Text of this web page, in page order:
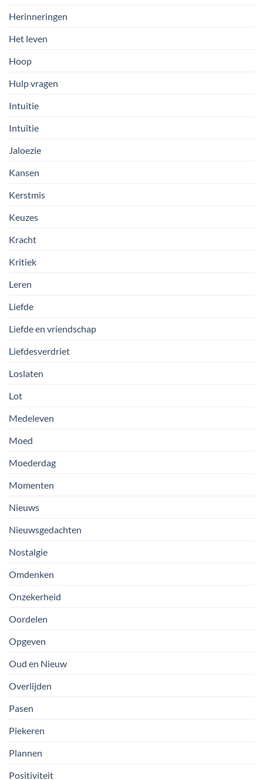
Herinneringen
Het leven
Hoop
Hulp vragen
Intuitie
Intuïtie
Jaloezie
Kansen
Kerstmis
Keuzes
Kracht
Kritiek
Leren
Liefde
Liefde en vriendschap
Liefdesverdriet
Loslaten
Lot
Medeleven
Moed
Moederdag
Momenten
Nieuws
Nieuwsgedachten
Nostalgie
Omdenken
Onzekerheid
Oordelen
Opgeven
Oud en Nieuw
Overlijden
Pasen
Piekeren
Plannen
Positiviteit